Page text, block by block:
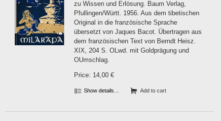
zu Wissen und Erlösung. Baum Verlag,
Pfullingen/Württ. 1956. Aus dem tibetischen
Original in die französische Sprache
übersetzt von Jaques Bacot. Übertragen aus
dem französischen Text von Berndt Heisz.
XIX, 204 S. OLwd. mit Goldprägung und
OUmschlag.
Price: 14,00 €
Show details… Add to cart